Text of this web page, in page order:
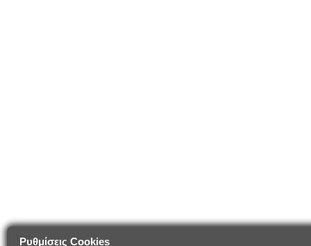
Ρυθμίσεις Cookies